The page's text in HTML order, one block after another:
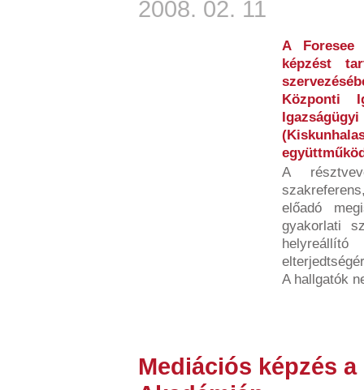
2008. 02. 11
A
képzést
Központi
A
előadó
gyakorlati
helyreállító
A hallgatók
Mediációs képzés